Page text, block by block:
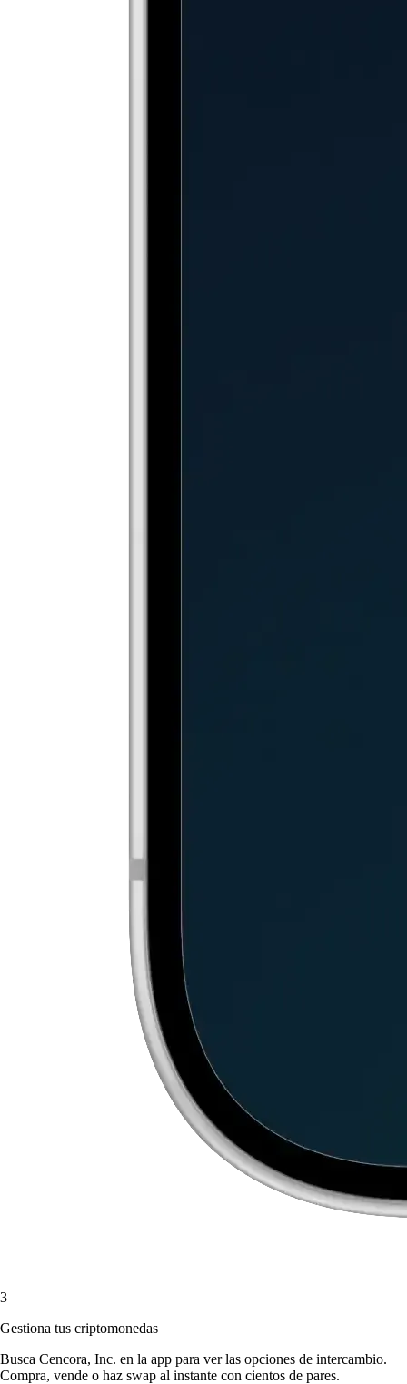
3
Gestiona tus criptomonedas
Busca Cencora, Inc. en la app para ver las opciones de intercambio.
Compra, vende o haz swap al instante con cientos de pares.